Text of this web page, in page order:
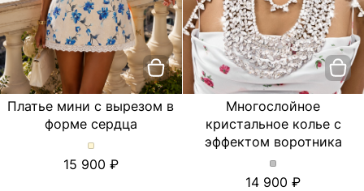
Платье мини с вырезом в
форме сердца
Платье
мини
15 900
Многослойное
кристальное колье с
эффектом воротника
Многослойное
кристальное
14 900